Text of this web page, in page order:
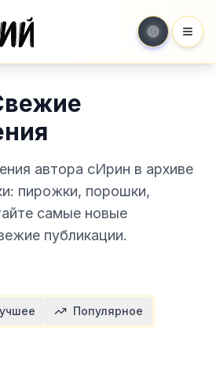
автора сИрин в архиве
пирожки, порошки,
самые новые
публикации.
Популярное